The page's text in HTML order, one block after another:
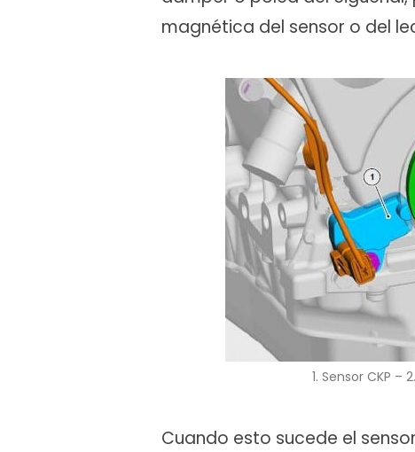
magnética del sensor o del
1. Sensor CKP –
Cuando esto sucede el